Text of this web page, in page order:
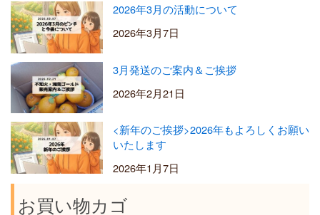
2026年3月の活動について
2026年3月7日
3月発送のご案内＆ご挨拶
2026年2月21日
<新年のご挨拶>2026年もよろしくお願い
いたします
2026年1月7日
お買い物カゴ